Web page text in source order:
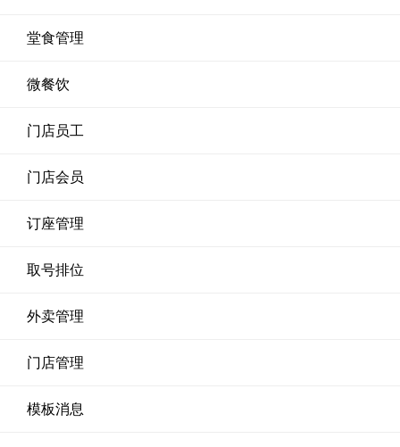
堂食管理
微餐饮
门店员工
门店会员
订座管理
取号排位
外卖管理
门店管理
模板消息